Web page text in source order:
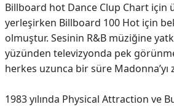
Billboard hot Dance Clup Chart için
yerleşirken Billboard 100 Hot için
olmuştur. Sesinin R&B müziğine
yüzünden televizyonda pek
herkes uzunca bir süre Madonna’yı
1983 yılında Physical Attraction ve